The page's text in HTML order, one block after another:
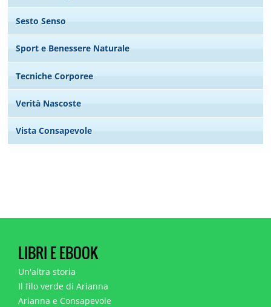
Sesto Senso
Sport e Benessere Naturale
Tecniche Corporee
Verità Nascoste
Vista Consapevole
LIBRI E EBOOK
Un'altra storia
Il filo verde di Arianna
Arianna e Consapevole